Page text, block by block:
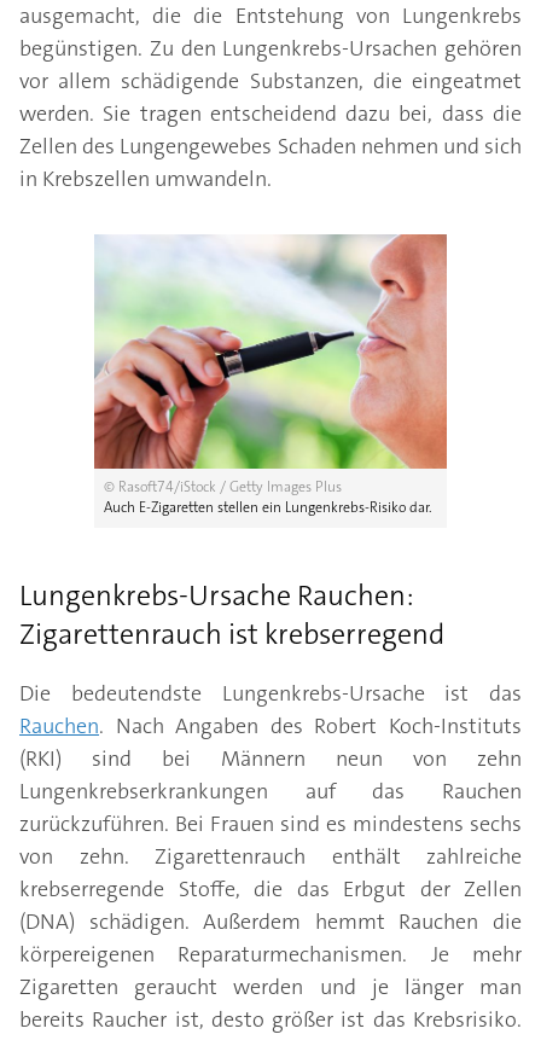
ausgemacht, die die Entstehung von Lungenkrebs
begünstigen. Zu den Lungenkrebs-Ursachen gehören
vor allem schädigende Substanzen, die eingeatmet
werden. Sie tragen entscheidend dazu bei, dass die
Zellen des Lungengewebes Schaden nehmen und sich
in Krebszellen umwandeln.
© Rasoft74/iStock / Getty Images Plus
Auch E-Zigaretten stellen ein Lungenkrebs-Risiko dar.
Lungenkrebs-Ursache Rauchen:
Zigarettenrauch ist krebserregend
Die bedeutendste Lungenkrebs-Ursache ist das
Rauchen. Nach Angaben des Robert Koch-Instituts
(RKI) sind bei Männern neun von zehn
Lungenkrebserkrankungen auf das Rauchen
zurückzuführen. Bei Frauen sind es mindestens sechs
von zehn. Zigarettenrauch enthält zahlreiche
krebserregende Stoffe, die das Erbgut der Zellen
(DNA) schädigen. Außerdem hemmt Rauchen die
körpereigenen Reparaturmechanismen. Je mehr
Zigaretten geraucht werden und je länger man
bereits Raucher ist, desto größer ist das Krebsrisiko.